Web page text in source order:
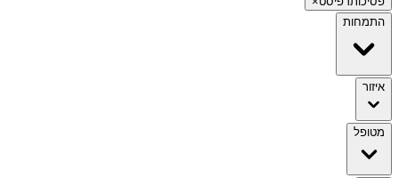
התמחות
איזור
מטופל